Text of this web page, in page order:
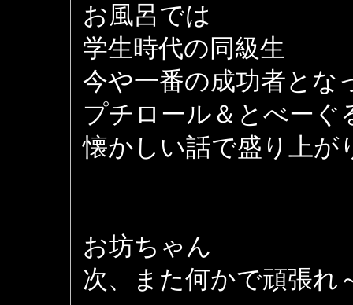
お風呂では
学生時代の同級生
今や一番の成功者とな
プチロール＆とべーぐ
懐かしい話で盛り上が
お坊ちゃん
次、また何かで頑張れ